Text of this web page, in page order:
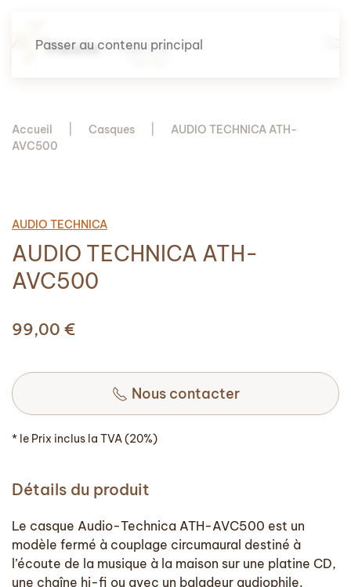
Passer au contenu principal
Accueil Casques
AUDIO TECHNICA ATH-
AVC500
AUDIO TECHNICA
AUDIO TECHNICA ATH-
AVC500
99,00 €
Nous contacter
* le Prix inclus la TVA (20%)
Détails du produit
Le casque Audio-Technica ATH-AVC500 est un
modèle fermé à couplage circumaural destiné à
l’écoute de la musique à la maison sur une platine CD,
une chaîne hi-fi ou avec un baladeur audiophile.